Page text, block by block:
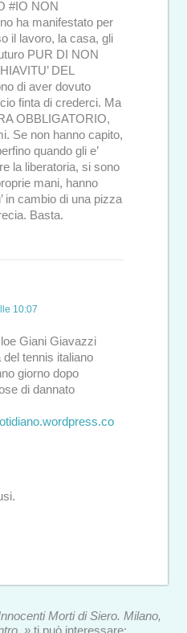
#IO NON
ha manifestato per
il lavoro, la casa, gli
PUR DI NON
DEL
di aver dovuto
finta di crederci. Ma
OBBLIGATORIO,
Se non hanno capito,
quando gli e’
la liberatoria, si sono
mani, hanno
in cambio di una pizza
Basta.
10:07
Giani Giavazzi
tennis italiano
giorno dopo
di dannato
Morti di Siero. Milano,